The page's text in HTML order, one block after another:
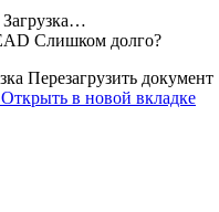
Загрузка…
Слишком долго?
Перезагрузить документ
Открыть в новой вкладке